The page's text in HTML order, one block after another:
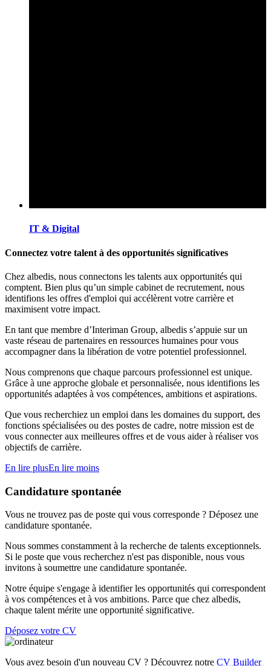
IT & Digital
Connectez votre talent à des opportunités significatives
Chez albedis, nous connectons les talents aux opportunités qui
comptent. Bien plus qu’un simple cabinet de recrutement, nous
identifions les offres d'emploi qui accélèrent votre carrière et
maximisent votre impact.
En tant que membre d’Interiman Group, albedis s’appuie sur un
vaste réseau de partenaires en ressources humaines pour vous
accompagner dans la libération de votre potentiel professionnel.
Nous comprenons que chaque parcours professionnel est unique.
Grâce à une approche globale et personnalisée, nous identifions les
opportunités adaptées à vos compétences, ambitions et aspirations.
Que vous recherchiez un emploi dans les domaines du support, des
fonctions spécialisées ou des postes de cadre, notre mission est de
vous connecter aux meilleures offres et de vous aider à réaliser vos
objectifs de carrière.
En lire plusEn lire moins
Candidature spontanée
Vous ne trouvez pas de poste qui vous corresponde ? Déposez une
candidature spontanée.
Nous sommes constamment à la recherche de talents exceptionnels.
Si le poste que vous recherchez n'est pas disponible, nous vous
invitons à soumettre une candidature spontanée.
Notre équipe s'engage à identifier les opportunités qui correspondent
à vos compétences et à vos ambitions. Parce que chez albedis,
chaque talent mérite une opportunité significative.
Déposez votre CV
Vous avez besoin d'un nouveau CV ? Découvrez notre CV Builder